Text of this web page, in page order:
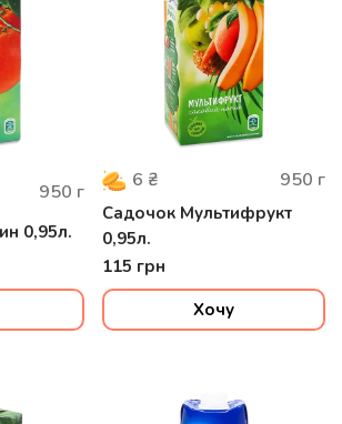
950 г
0,95л.
6 ₴ 950 г
Садочок Мультифрукт
0,95л.
115 грн
Хочу